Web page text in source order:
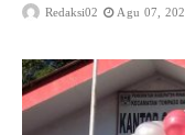
Redaksi02 Agu 07,